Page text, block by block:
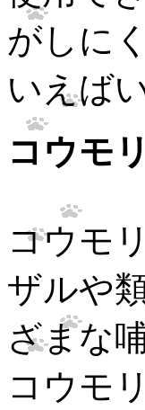
がしに
いえば
コウモ
コウモ
ザルや
ざまな
コウモ